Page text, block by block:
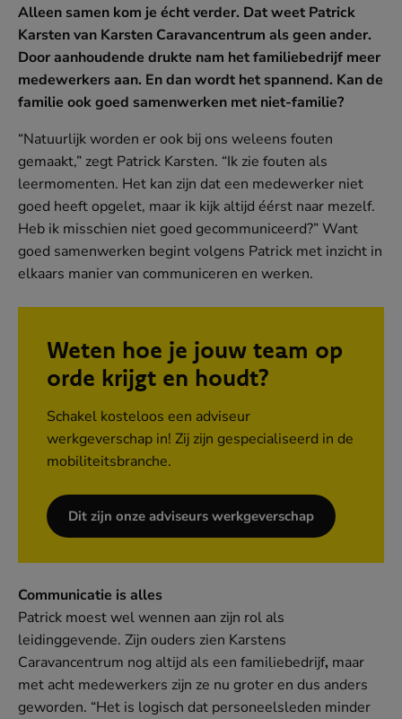
Alleen samen kom je écht verder. Dat weet Patrick
Karsten van Karsten Caravancentrum als geen ander.
Door aanhoudende drukte nam het familiebedrijf meer
medewerkers aan. En dan wordt het spannend. Kan de
familie ook goed samenwerken met niet-familie?
“Natuurlijk worden er ook bij ons weleens fouten
gemaakt,” zegt Patrick Karsten. “Ik zie fouten als
leermomenten. Het kan zijn dat een medewerker niet
goed heeft opgelet, maar ik kijk altijd éérst naar mezelf.
Heb ik misschien niet goed gecommuniceerd?” Want
goed samenwerken begint volgens Patrick met inzicht in
elkaars manier van communiceren en werken.
Weten hoe je jouw team op
orde krijgt en houdt?
Schakel kosteloos een adviseur
werkgeverschap in! Zij zijn gespecialiseerd in de
mobiliteitsbranche.
Dit zijn onze adviseurs werkgeverschap
(opent
in
Communicatie is alles
Patrick moest wel wennen aan zijn rol als
leidinggevende. Zijn ouders zien Karstens
Caravancentrum nog altijd als een familiebedrijf, maar
met acht medewerkers zijn ze nu groter en dus anders
geworden. “Het is logisch dat personeelsleden minder